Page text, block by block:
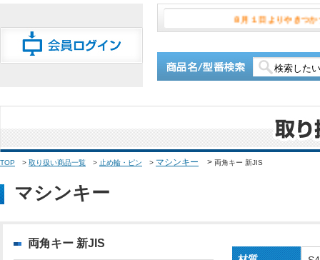
８月１日よ
TOP > 取り扱い商品一覧 > 止め輪・ピン > マシンキー > 両角キー 新JIS
マシンキー
両角キー 新JIS